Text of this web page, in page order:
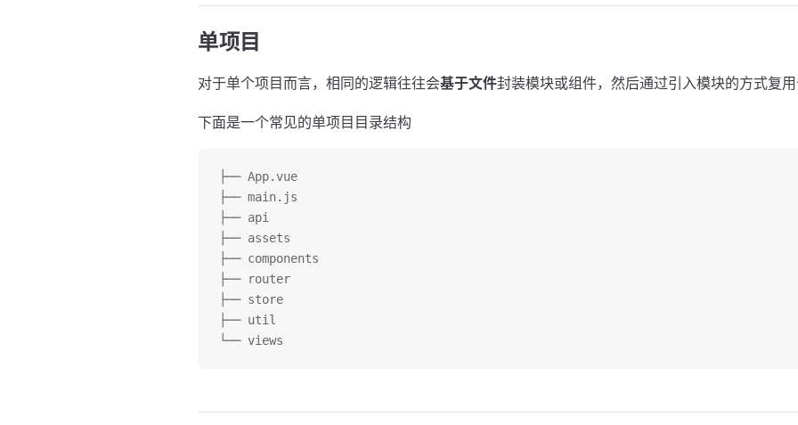
单项目
对于单个项目而言，相同的逻辑往往会基于文件封装模块或组件，然后通过引入模块的方式复用
下面是一个常见的单项目目录结构
├── App.vue
├── main.js
├── api
├── assets
├── components
├── router
├── store
├── util
└── views